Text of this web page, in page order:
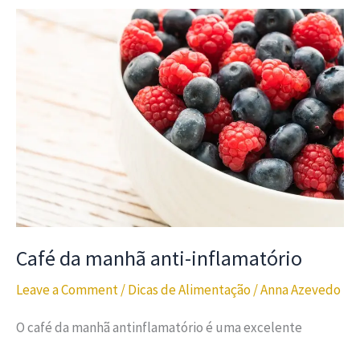
Café da manhã anti-inflamatório
Leave a Comment/Dicas de Alimentação/Anna Azevedo
O café da manhã antinflamatório é uma excelente